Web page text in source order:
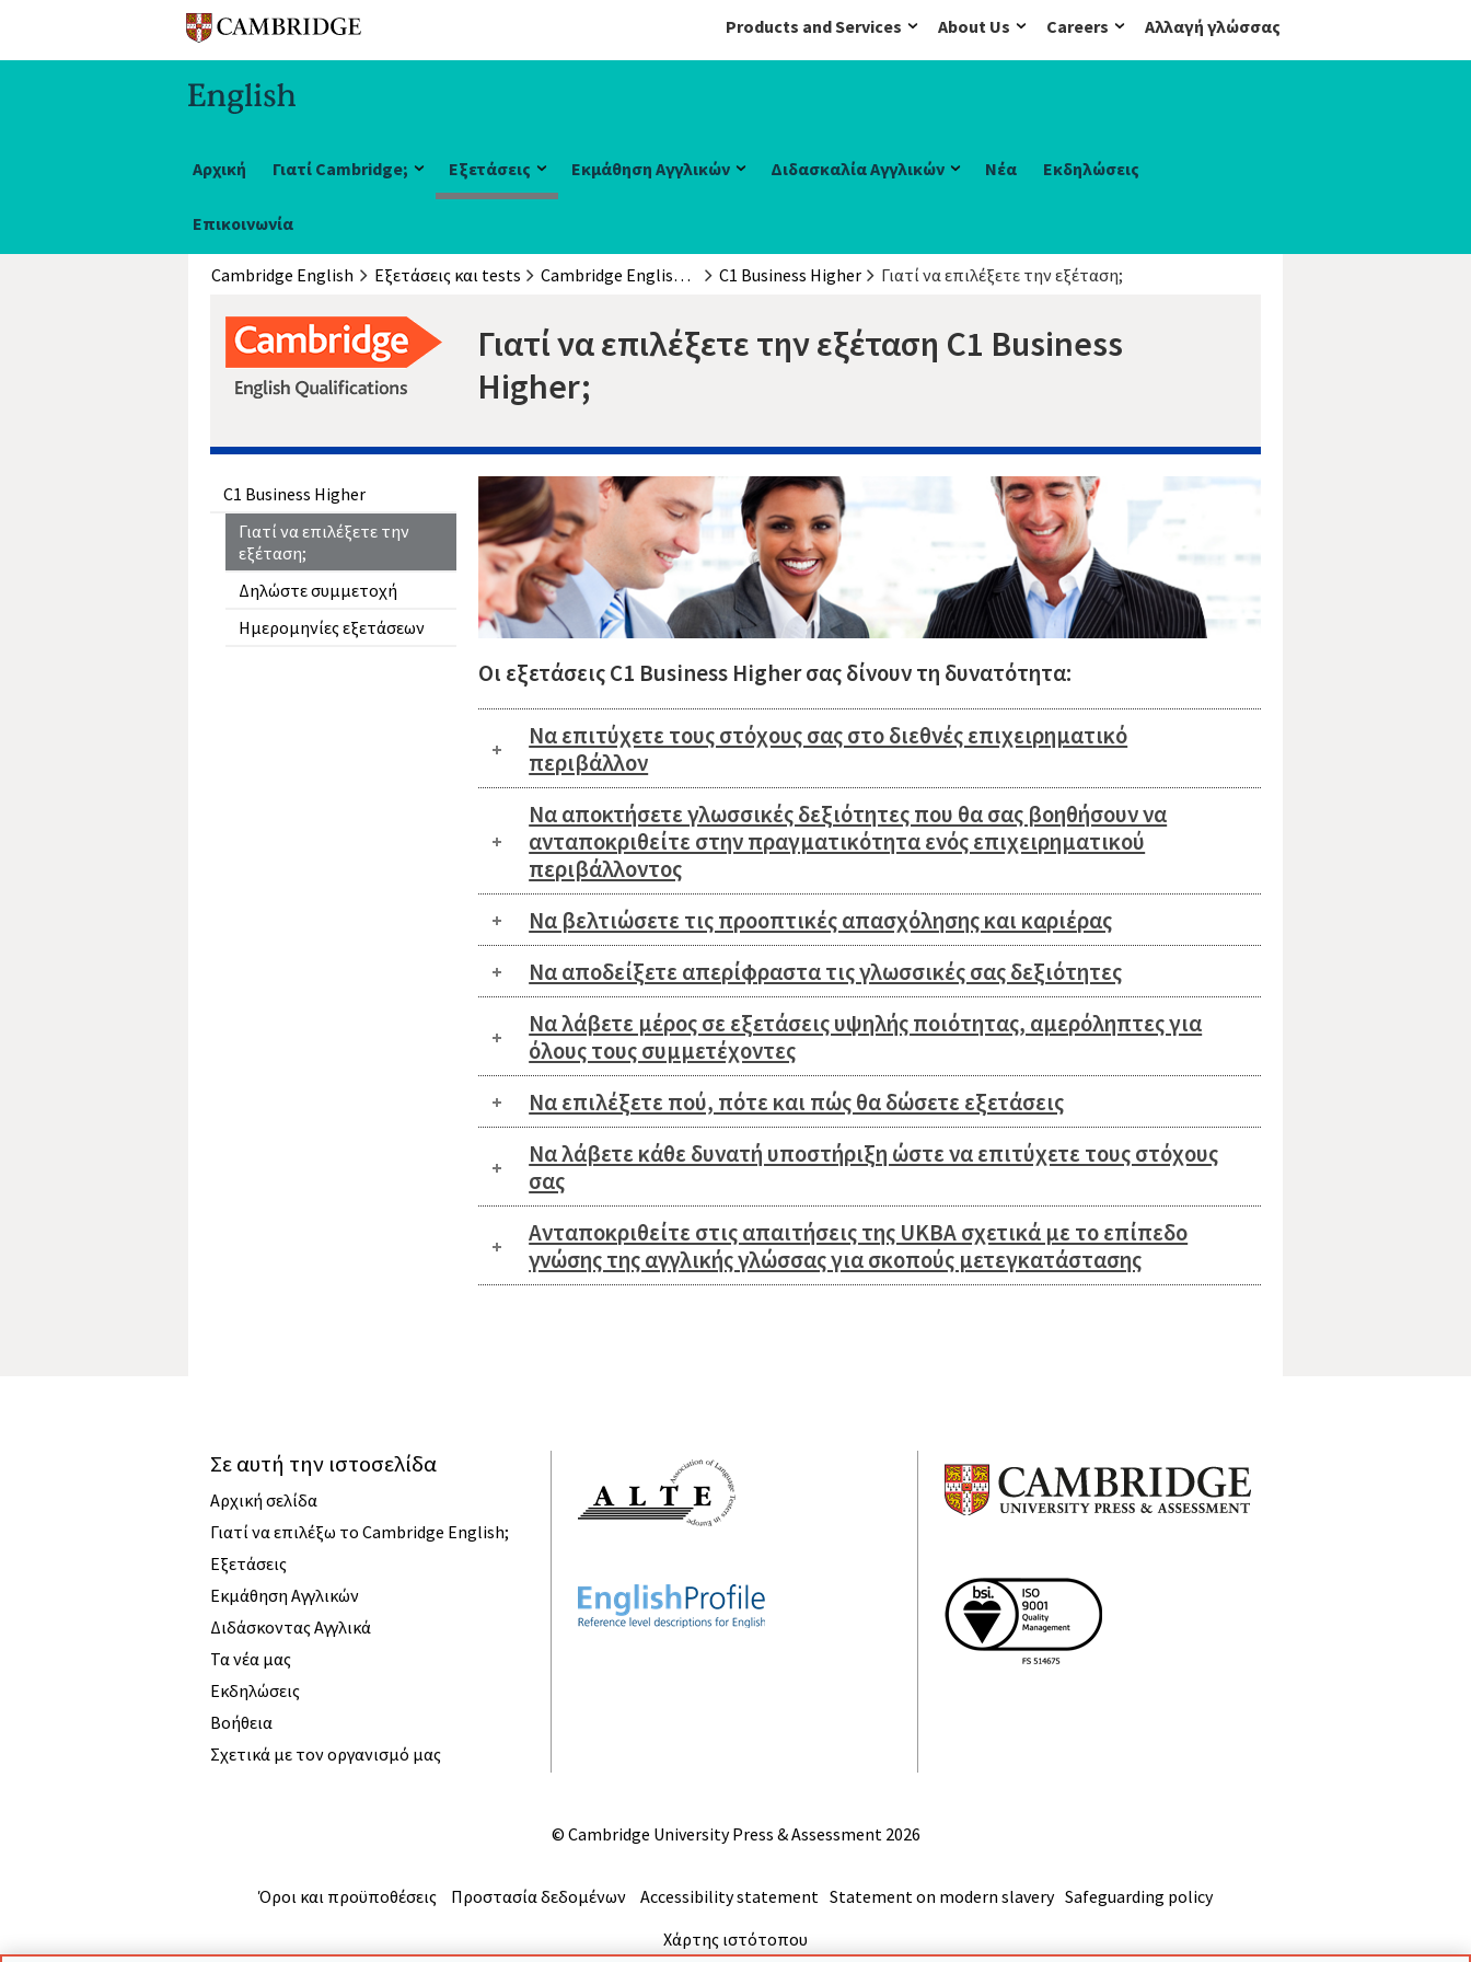
Products and Services About Us Careers Αλλαγή γλώσσας
Αρχική Γιατί Cambridge; Εξετάσεις Εκμάθηση Αγγλικών Διδασκαλία Αγγλικών Νέα Εκδηλώσεις
Επικοινωνία
Cambridge English Εξετάσεις και tests Cambridge English: Business Certificates (BEC) C1 Business Higher Γιατί να επιλέξετε την εξέταση;
Γιατί να επιλέξετε την εξέταση C1 Business
Higher;
C1 Business Higher
Γιατί να επιλέξετε την
εξέταση;
Δηλώστε συμμετοχή
Ημερομηνίες εξετάσεων
Οι εξετάσεις C1 Business Higher σας δίνουν τη δυνατότητα:
Να επιτύχετε τους στόχους σας στο διεθνές επιχειρηματικό
περιβάλλον
Να αποκτήσετε γλωσσικές δεξιότητες που θα σας βοηθήσουν να
ανταποκριθείτε στην πραγματικότητα ενός επιχειρηματικού
περιβάλλοντος
Να βελτιώσετε τις προοπτικές απασχόλησης και καριέρας
Να αποδείξετε απερίφραστα τις γλωσσικές σας δεξιότητες
Να λάβετε μέρος σε εξετάσεις υψηλής ποιότητας, αμερόληπτες για
όλους τους συμμετέχοντες
Να επιλέξετε πού, πότε και πώς θα δώσετε εξετάσεις
Να λάβετε κάθε δυνατή υποστήριξη ώστε να επιτύχετε τους στόχους
σας
Ανταποκριθείτε στις απαιτήσεις της UKBA σχετικά με το επίπεδο
γνώσης της αγγλικής γλώσσας για σκοπούς μετεγκατάστασης
Σε αυτή την ιστοσελίδα
Αρχική σελίδα
Γιατί να επιλέξω το Cambridge English;
Εξετάσεις
Εκμάθηση Αγγλικών
Διδάσκοντας Αγγλικά
Τα νέα μας
Εκδηλώσεις
Βοήθεια
Σχετικά με τον οργανισμό μας
© Cambridge University Press & Assessment 2026
Όροι και προϋποθέσεις Προστασία δεδομένων Accessibility statement Statement on modern slavery Safeguarding policy
Χάρτης ιστότοπου